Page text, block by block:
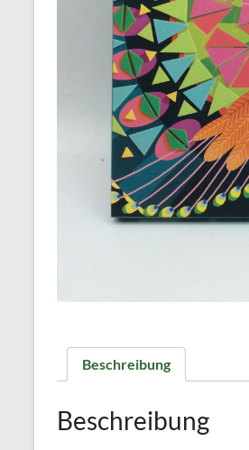
Beschreibung
Beschreibung